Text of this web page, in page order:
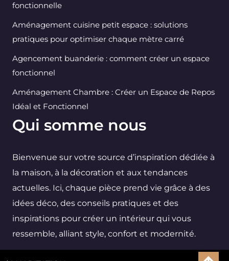
fonctionnelle
Aménagement cuisine petit espace : solutions
pratiques pour optimiser chaque mètre carré
Agencement buanderie : comment créer un espace
fonctionnel
Aménagement Chambre : Créer un Espace de Repos
Idéal et Fonctionnel
Qui somme nous
Bienvenue sur votre source d’inspiration dédiée à
la maison, à la décoration et aux tendances
actuelles. Ici, chaque pièce prend vie grâce à des
idées déco, des conseils pratiques et des
inspirations pour créer un intérieur qui vous
ressemble, alliant style, confort et modernité.